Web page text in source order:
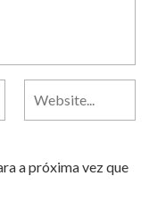
a próxima vez que